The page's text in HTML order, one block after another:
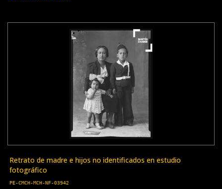
Retrato de madre e hijos no identificados en estudio
fotográfico
PE-CMCH-MCH-NF-03942